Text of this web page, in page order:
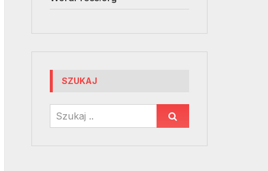
SZUKAJ